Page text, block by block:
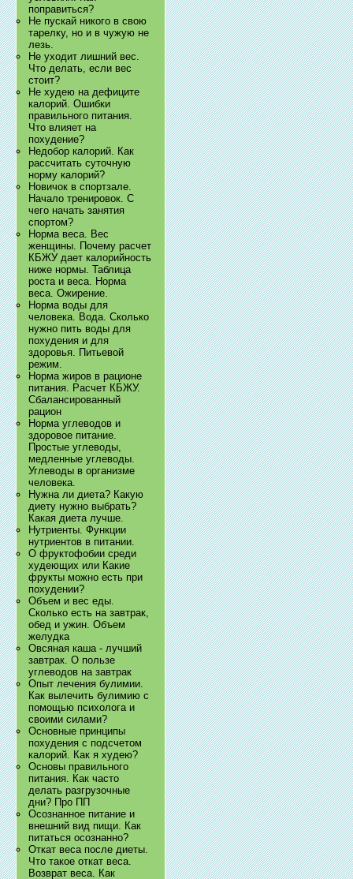
поправиться?
Не пускай никого в свою
тарелку, но и в чужую не
лезь.
Не уходит лишний вес.
Что делать, если вес
стоит?
Не худею на дефиците
калорий. Ошибки
правильного питания.
Что влияет на
похудение?
Недобор калорий. Как
рассчитать суточную
норму калорий?
Новичок в спортзале.
Начало тренировок. С
чего начать занятия
спортом?
Норма веса. Вес
женщины. Почему расчет
КБЖУ дает калорийность
ниже нормы. Таблица
роста и веса. Норма
веса. Ожирение.
Норма воды для
человека. Вода. Сколько
нужно пить воды для
похудения и для
здоровья. Питьевой
режим.
Норма жиров в рационе
питания. Расчет КБЖУ.
Сбалансированный
рацион
Норма углеводов и
здоровое питание.
Простые углеводы,
медленные углеводы.
Углеводы в организме
человека.
Нужна ли диета? Какую
диету нужно выбрать?
Какая диета лучше.
Нутриенты. Функции
нутриентов в питании.
О фруктофобии среди
худеющих или Какие
фрукты можно есть при
похудении?
Объем и вес еды.
Сколько есть на завтрак,
обед и ужин. Объем
желудка
Овсяная каша - лучший
завтрак. О пользе
углеводов на завтрак
Опыт лечения булимии.
Как вылечить булимию с
помощью психолога и
своими силами?
Основные принципы
похудения с подсчетом
калорий. Как я худею?
Основы правильного
питания. Как часто
делать разгрузочные
дни? Про ПП
Осознанное питание и
внешний вид пищи. Как
питаться осознанно?
Откат веса после диеты.
Что такое откат веса.
Возврат веса. Как